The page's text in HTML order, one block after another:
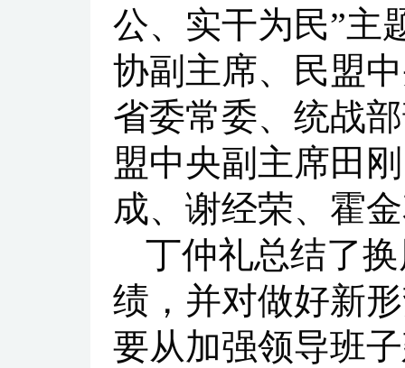
公、实干为民”主
协副主席、民盟
省委常委、统战
盟中央副主席田
成、谢经荣、霍
丁仲礼总结了
绩，并对做好新
要从加强领导班